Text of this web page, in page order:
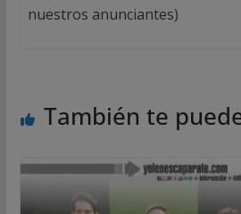
nuestros anunciantes)
También te